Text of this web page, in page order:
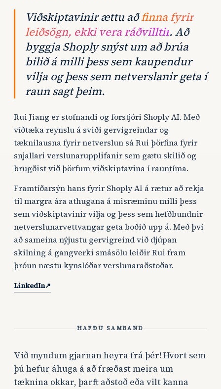
Viðskiptavinir ættu að finna fyrir
leiðsögn, ekki vera ráðvilltir. Að
byggja Shoply snýst um að brúa
bilið á milli þess sem kaupendur
vilja og þess sem netverslanir geta í
raun sagt þeim.
Rui Jiang er stofnandi og forstjóri Shoply AI. Með
víðtæka reynslu á sviði gervigreindar og
tæknilausna fyrir netverslun sá Rui þörfina fyrir
snjallari verslunarupplifanir sem gætu skilið og
brugðist við þörfum viðskiptavina í rauntíma.
Framtíðarsýn hans fyrir Shoply AI á rætur að rekja
til margra ára athugana á misræminu milli þess
sem viðskiptavinir vilja og þess sem hefðbundnir
netverslunarvettvangar geta boðið upp á. Með því
að sameina nýjustu gervigreind við djúpan
skilning á gangverki smásölu leiðir Rui fram
þróun næstu kynslóðar verslunaraðstoðar.
LinkedIn↗
HAFÐU SAMBAND
Við myndum gjarnan heyra frá þér! Hvort sem
þú hefur áhuga á að fræðast meira um
tæknina okkar, þarft aðstoð eða vilt kanna